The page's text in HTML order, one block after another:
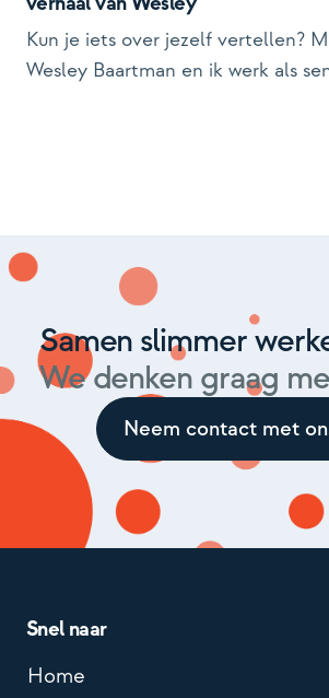
Kun je iets over jezelf vertellen?
Wesley Baartman en ik werk als
Samen slimmer
We denken graag
Neem contact met
Snel naar
Home